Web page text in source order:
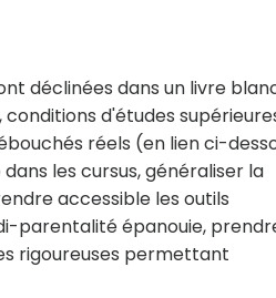
déclinées dans un livre
d'études
réels (en lien ci-
les cursus, généraliser la
accessible les outils
parentalité épanouie,
rigoureuses permettant